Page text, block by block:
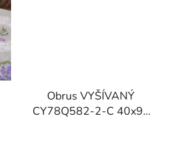
Obrus VYŠÍVANÝ
CY78Q582-2-C 40x90